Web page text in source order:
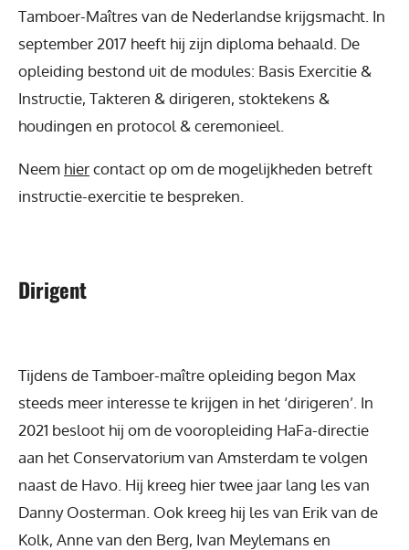
Tamboer-Maîtres van de Nederlandse krijgsmacht. In
september 2017 heeft hij zijn diploma behaald. De
opleiding bestond uit de modules: Basis Exercitie &
Instructie, Takteren & dirigeren, stoktekens &
houdingen en protocol & ceremonieel.
Neem hiercontact op om de mogelijkheden betreft
instructie-exercitie te bespreken.
Dirigent
Tijdens de Tamboer-maître opleiding begon Max
steeds meer interesse te krijgen in het ‘dirigeren’. In
2021 besloot hij om de vooropleiding HaFa-directie
aan het Conservatorium van Amsterdam te volgen
naast de Havo. Hij kreeg hier twee jaar lang les van
Danny Oosterman. Ook kreeg hij les van Erik van de
Kolk, Anne van den Berg, Ivan Meylemans en